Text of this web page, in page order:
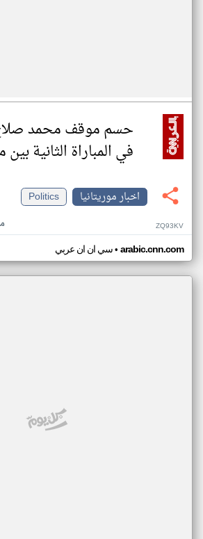
حسم موقف محمد
في المباراة الثانية
اخبار موريتانيا
Politics
ZQ93KV
سي ان ان عربي• arabic.cnn.com